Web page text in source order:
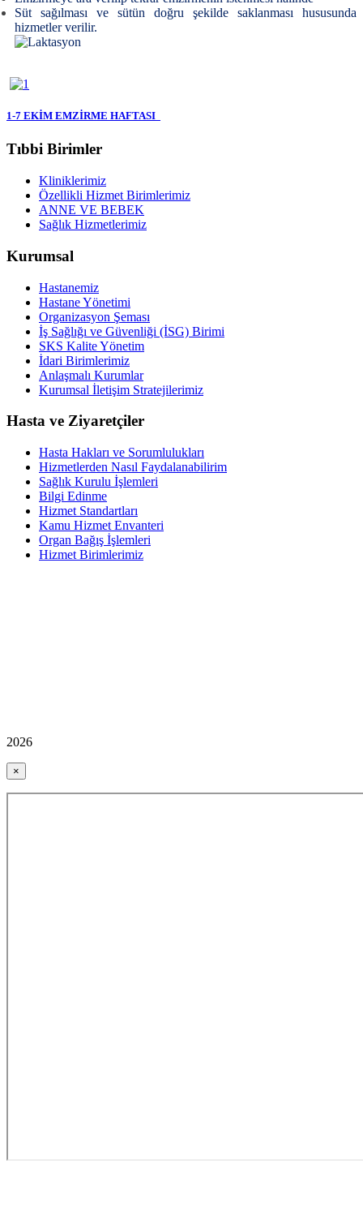
Süt sağılması ve sütün doğru şekilde saklanması hususunda
hizmetler verilir.
1-7 EKİM EMZİRME HAFTASI
Tıbbi Birimler
Kliniklerimiz
Özellikli Hizmet Birimlerimiz
ANNE VE BEBEK
Sağlık Hizmetlerimiz
Kurumsal
Hastanemiz
Hastane Yönetimi
Organizasyon Şeması
İş Sağlığı ve Güvenliği (İSG) Birimi
SKS Kalite Yönetim
İdari Birimlerimiz
Anlaşmalı Kurumlar
Kurumsal İletişim Stratejilerimiz
Hasta ve Ziyaretçiler
Hasta Hakları ve Sorumlulukları
Hizmetlerden Nasıl Faydalanabilirim
Sağlık Kurulu İşlemleri
Bilgi Edinme
Hizmet Standartları
Kamu Hizmet Envanteri
Organ Bağış İşlemleri
Hizmet Birimlerimiz
2026
×